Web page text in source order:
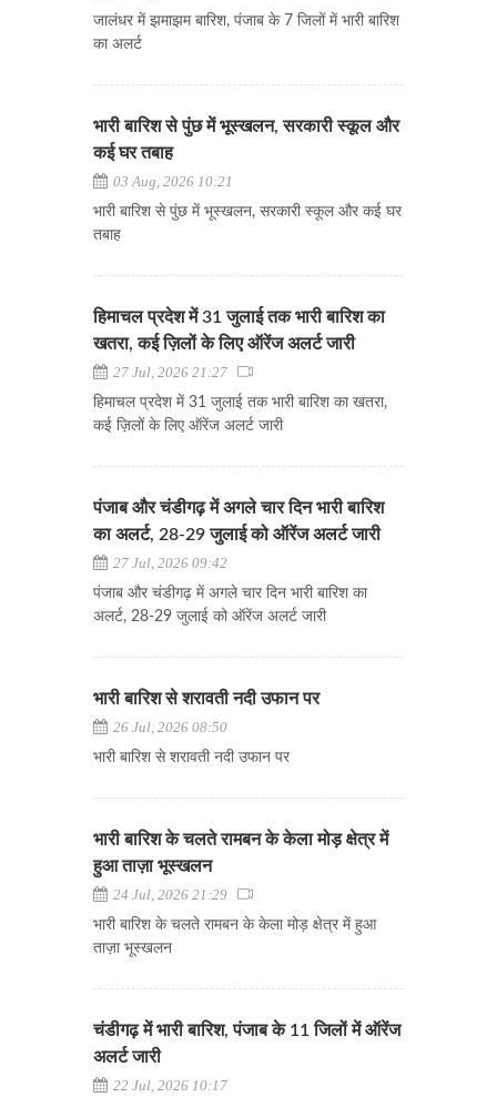
जालंधर में झमाझम बारिश, पंजाब के 7 जिलों में भारी बारिश
का अलर्ट
भारी बारिश से पुंछ में भूस्खलन, सरकारी स्कूल और
कई घर तबाह
03 Aug, 2026 10:21
भारी बारिश से पुंछ में भूस्खलन, सरकारी स्कूल और कई घर
तबाह
हिमाचल प्रदेश में 31 जुलाई तक भारी बारिश का
खतरा, कई ज़िलों के लिए ऑरेंज अलर्ट जारी
27 Jul, 2026 21:27
हिमाचल प्रदेश में 31 जुलाई तक भारी बारिश का खतरा,
कई ज़िलों के लिए ऑरेंज अलर्ट जारी
पंजाब और चंडीगढ़ में अगले चार दिन भारी बारिश
का अलर्ट, 28-29 जुलाई को ऑरेंज अलर्ट जारी
27 Jul, 2026 09:42
पंजाब और चंडीगढ़ में अगले चार दिन भारी बारिश का
अलर्ट, 28-29 जुलाई को ऑरेंज अलर्ट जारी
भारी बारिश से शरावती नदी उफान पर
26 Jul, 2026 08:50
भारी बारिश से शरावती नदी उफान पर
भारी बारिश के चलते रामबन के केला मोड़ क्षेत्र में
हुआ ताज़ा भूस्खलन
24 Jul, 2026 21:29
भारी बारिश के चलते रामबन के केला मोड़ क्षेत्र में हुआ
ताज़ा भूस्खलन
चंडीगढ़ में भारी बारिश, पंजाब के 11 जिलों में ऑरेंज
अलर्ट जारी
22 Jul, 2026 10:17